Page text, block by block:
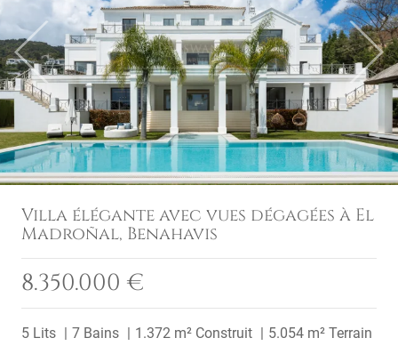
Previous Next
Villa élégante avec vues dégagées à El
Madroñal, Benahavis
8.350.000 €
5 Lits 7 Bains 1.372 m² Construit 5.054 m² Terrain